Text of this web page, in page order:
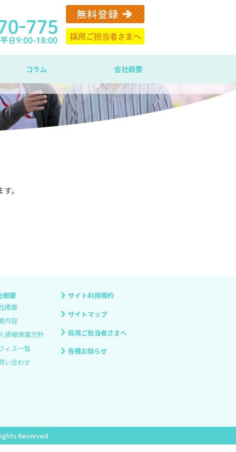
コラム 会社概要
。
概要
概要
内容
情報保護方針
ィス一覧
い合わせ
サイト利用規約
サイトマップ
採用ご担当者さまへ
各種お知らせ
Reserved.